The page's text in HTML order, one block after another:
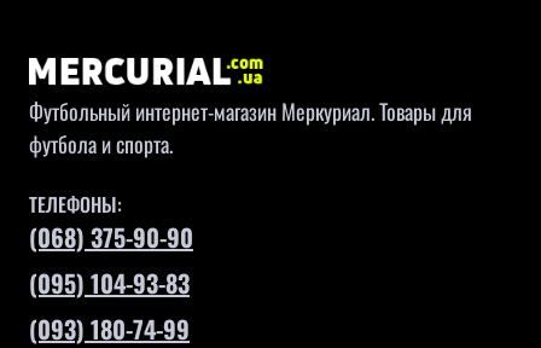
Футбольный интернет-магазин Меркуриал. Товары для
футбола и спорта.
ТЕЛЕФОНЫ:
(068) 375-90-90
(095) 104-93-83
(093) 180-74-99